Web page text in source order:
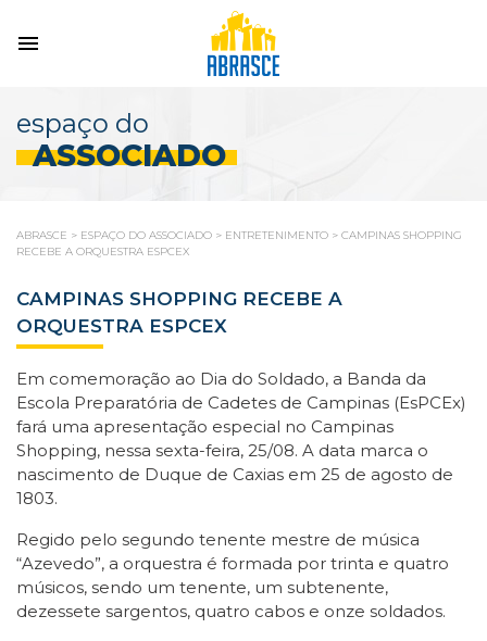
espaço do
ASSOCIADO
ABRASCE > ESPAÇO DO ASSOCIADO > ENTRETENIMENTO > CAMPINAS SHOPPING
RECEBE A ORQUESTRA ESPCEX
CAMPINAS SHOPPING RECEBE A
ORQUESTRA ESPCEX
Em comemoração ao Dia do Soldado, a Banda da
Escola Preparatória de Cadetes de Campinas (EsPCEx)
fará uma apresentação especial no Campinas
Shopping, nessa sexta-feira, 25/08. A data marca o
nascimento de Duque de Caxias em 25 de agosto de
1803.
Regido pelo segundo tenente mestre de música
“Azevedo”, a orquestra é formada por trinta e quatro
músicos, sendo um tenente, um subtenente,
dezessete sargentos, quatro cabos e onze soldados.